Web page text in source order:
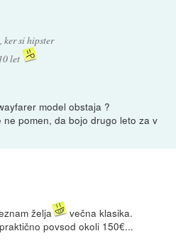
ker si hipster
let
model obstaja ?
pomen, da bojo drugo leto za v
želja
večna klasika.
povsod okoli 150€...